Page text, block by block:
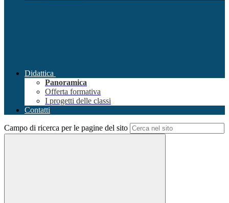
Didattica
Panoramica
Offerta formativa
I progetti delle classi
Contatti
Campo di ricerca per le pagine del sito